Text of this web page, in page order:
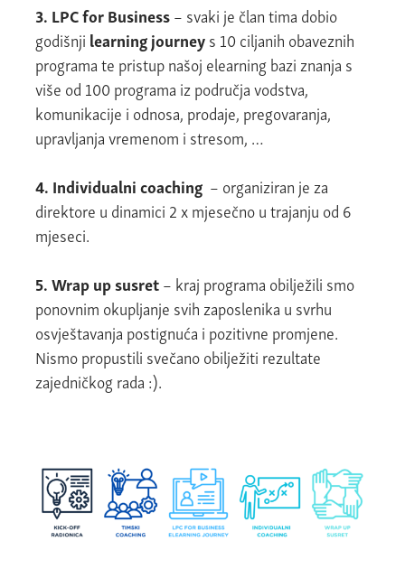
3. LPC for Business– svaki je član tima dobio
godišnji learning journeys 10 ciljanih obaveznih
programa te pristup našoj elearning bazi znanja s
više od 100 programa iz područja vodstva,
komunikacije i odnosa, prodaje, pregovaranja,
upravljanja vremenom i stresom, …
4. Individualni coaching – organiziran je za
direktore u dinamici 2 x mjesečno u trajanju od 6
mjeseci.
5. Wrap up susret– kraj programa obilježili smo
ponovnim okupljanje svih zaposlenika u svrhu
osvještavanja postignuća i pozitivne promjene.
Nismo propustili svečano obilježiti rezultate
zajedničkog rada :).